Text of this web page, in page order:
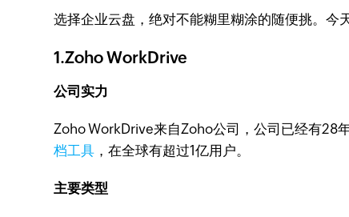
选择企业云盘，绝对不能糊里糊涂的随便挑。今
1.Zoho WorkDrive
公司实力
Zoho WorkDrive来自Zoho公司，公司已经有28
档工具 ，在全球有超过1亿用户。
主要类型